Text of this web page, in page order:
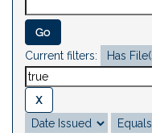
Current filters: